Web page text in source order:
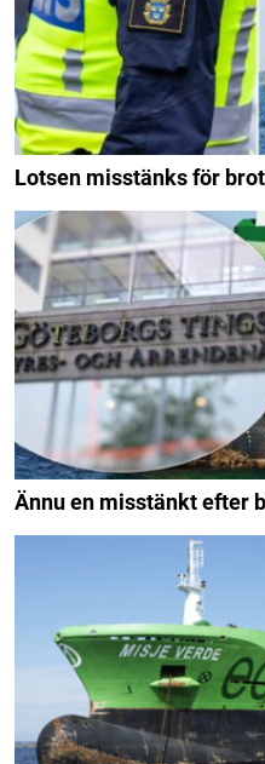
Lotsen misstänks för
Ännu en misstänkt efter